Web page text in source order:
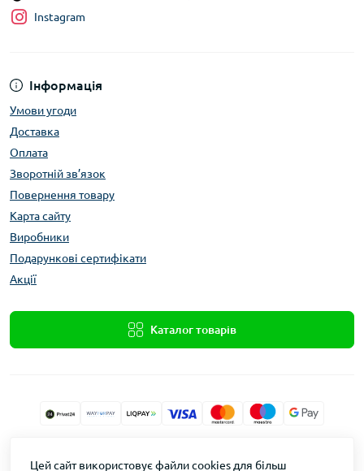
Інформація
Умови угоди
Доставка
Оплата
Зворотній зв’язок
Повернення товару
Карта сайту
Виробники
Подарункові сертифікати
Акції
Каталог товарів
Instagram
Цей сайт використовує файли cookies для більш